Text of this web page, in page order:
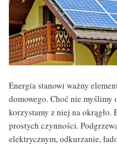
Energia stanowi ważny
domowego. Choć nie myślimy
korzystamy z niej na
prostych czynności.
elektrycznym, odkurzanie,